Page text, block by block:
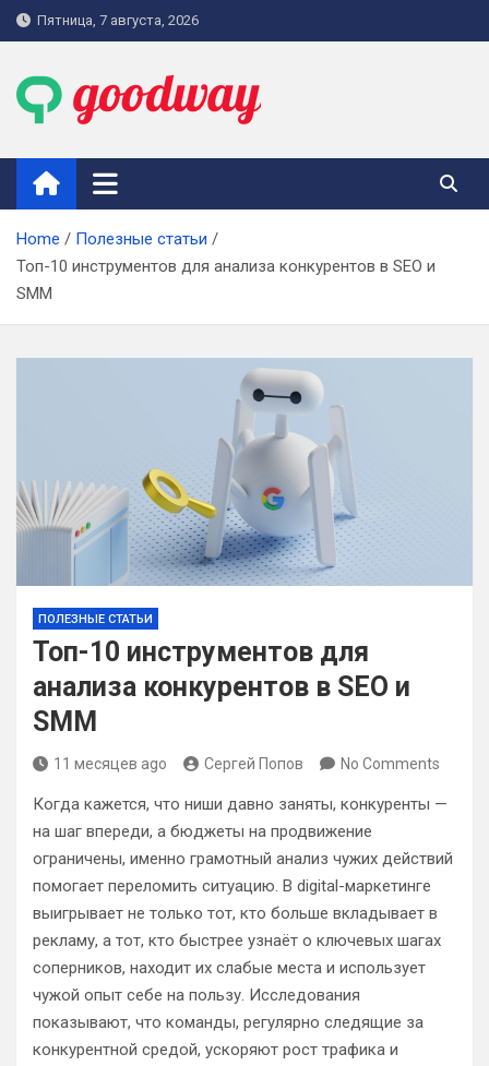
Skip
to
Пятница, 7 августа, 2026
goodway.com.ua
Home
Полезные статьи
Топ-10 инструментов для анализа конкурентов в SEO и
SMM
ПОЛЕЗНЫЕ СТАТЬИ
Топ-10 инструментов для
анализа конкурентов в SEO и
SMM
11 месяцев ago Сергей Попов No Comments
Когда кажется, что ниши давно заняты, конкуренты —
на шаг впереди, а бюджеты на продвижение
ограничены, именно грамотный анализ чужих действий
помогает переломить ситуацию. В digital-маркетинге
выигрывает не только тот, кто больше вкладывает в
рекламу, а тот, кто быстрее узнаёт о ключевых шагах
соперников, находит их слабые места и использует
чужой опыт себе на пользу. Исследования
показывают, что команды, регулярно следящие за
конкурентной средой, ускоряют рост трафика и